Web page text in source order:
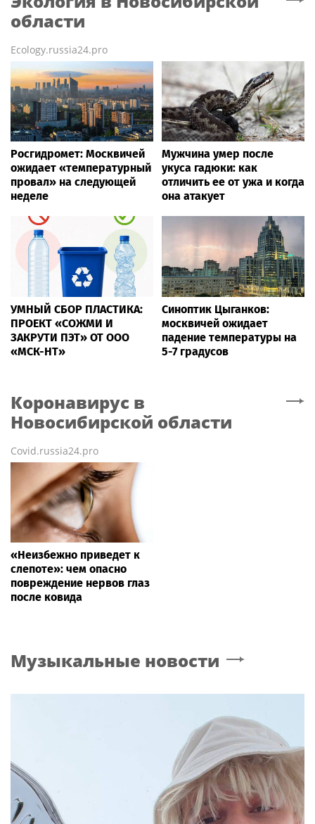
области
Ecology.russia24.pro
Росгидромет: Москвичей
ожидает «температурный
провал» на следующей
неделе
Мужчина умер после
укуса гадюки: как
отличить ее от ужа и когда
она атакует
УМНЫЙ СБОР ПЛАСТИКА:
ПРОЕКТ «СОЖМИ И
ЗАКРУТИ ПЭТ» ОТ ООО
«МСК-НТ»
Синоптик Цыганков:
москвичей ожидает
падение температуры на
5-7 градусов
Коронавирус в
Новосибирской области
Covid.russia24.pro
«Неизбежно приведет к
слепоте»: чем опасно
повреждение нервов глаз
после ковида
Музыкальные новости